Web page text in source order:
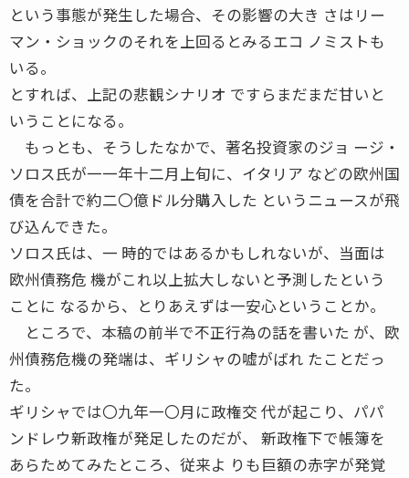
という事態が発生した場合、その影響の大き さはリー
マン・ショックのそれを上回るとみるエコ ノミストも
いる。
とすれば、上記の悲観シナリオ ですらまだまだ甘いと
いうことになる。
もっとも、そうしたなかで、著名投資家のジョ ージ・
ソロス氏が一一年十二月上旬に、イタリア などの欧州国
債を合計で約二〇億ドル分購入した というニュースが飛
び込んできた。
ソロス氏は、一 時的ではあるかもしれないが、当面は
欧州債務危 機がこれ以上拡大しないと予測したという
ことに なるから、とりあえずは一安心ということか。
ところで、本稿の前半で不正行為の話を書いた が、欧
州債務危機の発端は、ギリシャの嘘がばれ たことだっ
た。
ギリシャでは〇九年一〇月に政権交 代が起こり、パパ
ンドレウ新政権が発足したのだが、 新政権下で帳簿を
あらためてみたところ、従来よ りも巨額の赤字が発覚